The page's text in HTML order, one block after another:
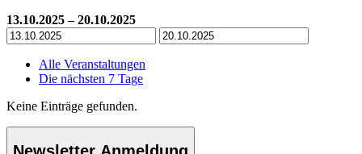
13.10.2025 – 20.10.2025
Alle Veranstaltungen
Die nächsten 7 Tage
Keine Einträge gefunden.